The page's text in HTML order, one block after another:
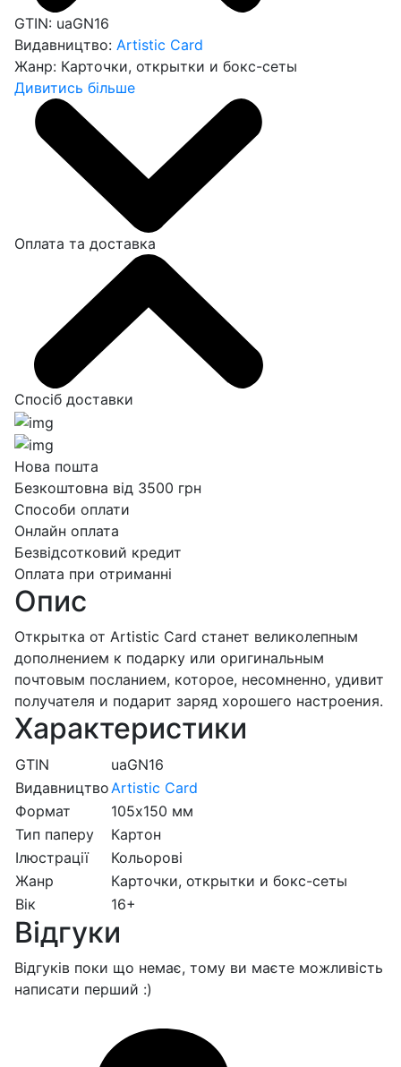
GTIN: uaGN16
Видавництво: Artistic Card
Жанр: Карточки, открытки и бокс-сеты
Дивитись більше
Оплата та доставка
Спосіб доставки
Нова пошта
Безкоштовна від 3500 грн
Способи оплати
Онлайн оплата
Безвідсотковий кредит
Оплата при отриманні
Опис
Открытка от Artistic Card станет великолепным
дополнением к подарку или оригинальным
почтовым посланием, которое, несомненно, удивит
получателя и подарит заряд хорошего настроения.
Характеристики
GTIN
uaGN16
ВидавництвоArtistic Card
Формат
105х150 мм
Тип паперу
Картон
Ілюстрації
Кольорові
Жанр
Карточки, открытки и бокс-сеты
Вік
16+
Відгуки
Відгуків поки що немає, тому ви маєте можливість
написати перший :)